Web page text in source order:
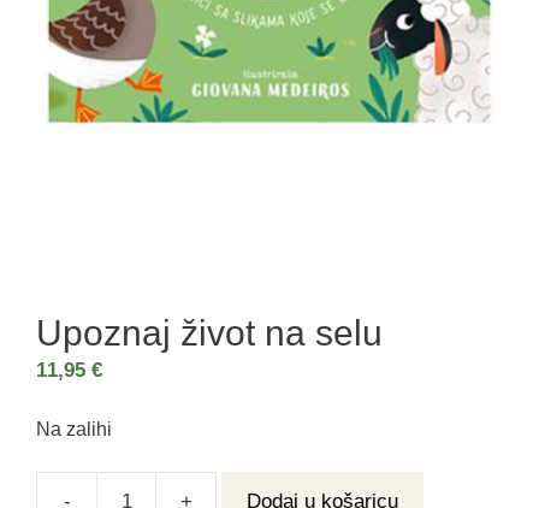
Upoznaj život na selu
11,95 €
Na zalihi
- + Dodaj u košaricu